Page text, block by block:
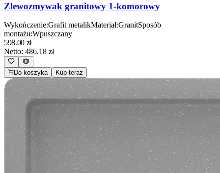
Zlewozmywak granitowy 1-komorowy
Wykończenie:Grafit metalikMateriał:GranitSposób
montażu:Wpuszczany
598.00 zł
Netto: 486.18 zł
Do koszyka Kup teraz